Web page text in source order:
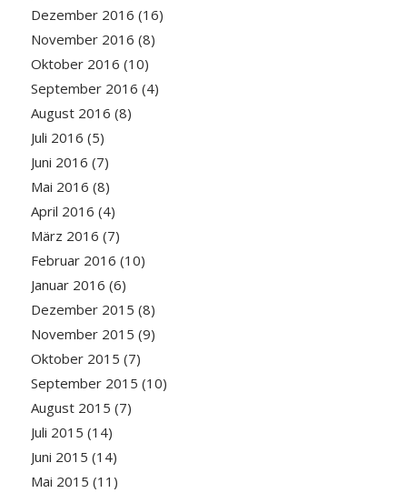
Dezember 2016 (16)
November 2016 (8)
Oktober 2016 (10)
September 2016 (4)
August 2016 (8)
Juli 2016 (5)
Juni 2016 (7)
Mai 2016 (8)
April 2016 (4)
März 2016 (7)
Februar 2016 (10)
Januar 2016 (6)
Dezember 2015 (8)
November 2015 (9)
Oktober 2015 (7)
September 2015 (10)
August 2015 (7)
Juli 2015 (14)
Juni 2015 (14)
Mai 2015 (11)